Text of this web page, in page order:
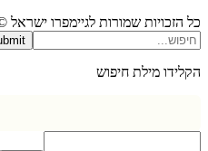
שמורות לגיימפרו ישראל © 2025
Submit
מילת חיפוש